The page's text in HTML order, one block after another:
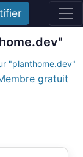
"planthome.dev"
gratuit